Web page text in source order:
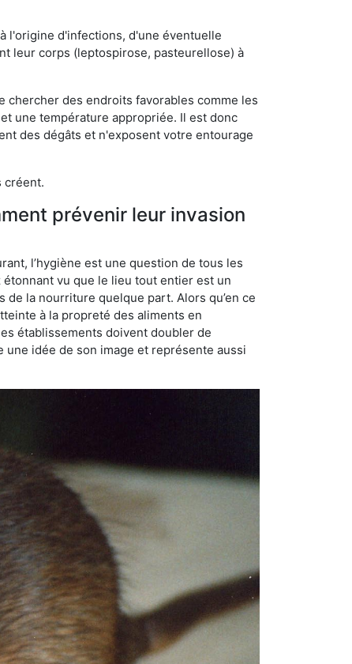
l'origine d'infections, d'une éventuelle
leur corps (leptospirose, pasteurellose) à
chercher des endroits favorables comme les
une température appropriée. Il est donc
des dégâts et n'exposent votre entourage
créent.
prévenir leur invasion
l’hygiène est une question de tous les
étonnant vu que le lieu tout entier est un
de la nourriture quelque part. Alors qu’en ce
à la propreté des aliments en
établissements doivent doubler de
une idée de son image et représente aussi